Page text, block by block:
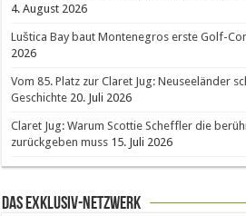
4. August 2026
Luštica Bay baut Montenegros erste Golf-
2026
Vom 85. Platz zur Claret Jug: Neuseeländer
Geschichte 20. Juli 2026
Claret Jug: Warum Scottie Scheffler die
zurückgeben muss 15. Juli 2026
Das Exklusiv-Netzwerk